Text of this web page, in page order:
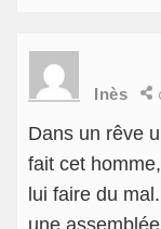
Inès
Dans un rêve
fait cet
lui faire du